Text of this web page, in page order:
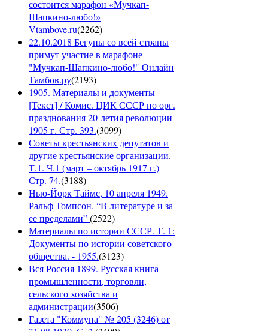
состоится марафон «Мучкап-
Шапкино-любо!»
Vtambove.ru(2262)
22.10.2018 Бегуны со всей страны
примут участие в марафоне
"Мучкап-Шапкино-любо!" Онлайн
Тамбов.ру(2193)
1905. Материалы и документы
[Текст] / Комис. ЦИК СССР по орг.
празднования 20-летия революции
1905 г. Стр. 393.(3099)
Советы крестьянских депутатов и
другие крестьянские организации.
Т.1. Ч.1 (март – октябрь 1917 г.)
Стр. 74.(3188)
Нью-Йорк Таймс, 10 апреля 1949.
Ральф Томпсон. “В литературе и за
ее пределами”(2522)
Материалы по истории СССР. Т. 1:
Документы по истории советского
общества. - 1955.(3123)
Вся Россия 1899. Русская книга
промышленности, торговли,
сельского хозяйства и
администрации(3506)
Газета "Коммуна" № 205 (3246) от